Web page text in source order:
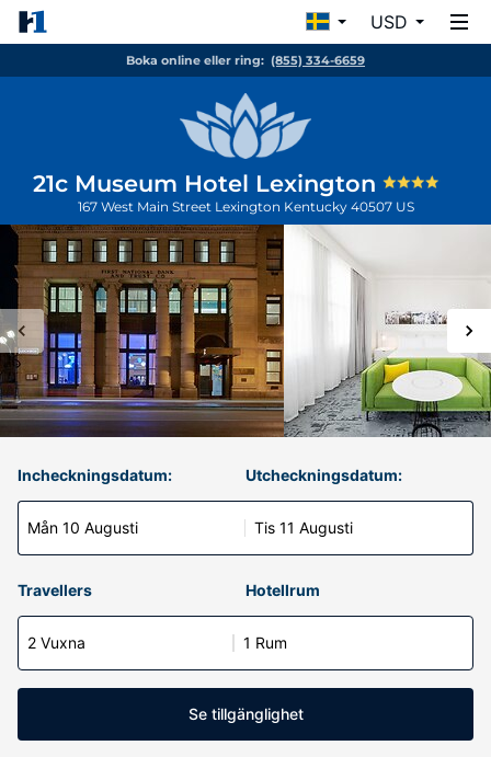
USD
Boka online eller ring: (855) 334-6659
21c Museum Hotel Lexington
167 West Main Street Lexington Kentucky 40507 US
Incheckningsdatum:
Mån 10 Augusti
Utcheckningsdatum:
Tis 11 Augusti
Travellers Hotellrum
2 Vuxna 1 Rum
Se tillgänglighet